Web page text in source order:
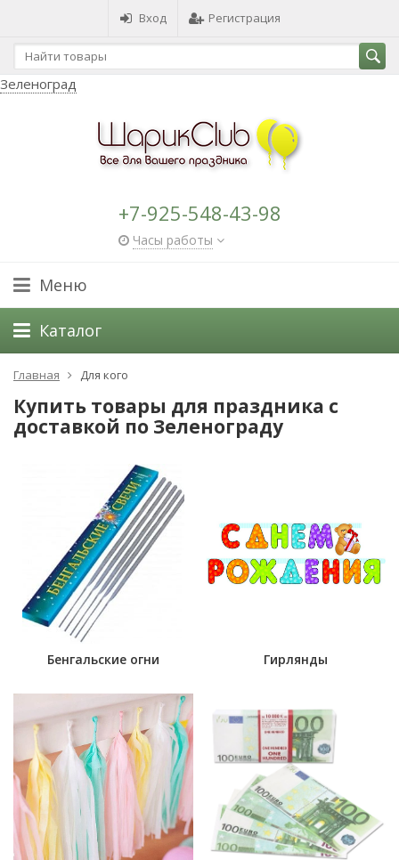
Вход Регистрация
Зеленоград
+7-925-548-43-98
Часы работы
Меню
Каталог
Главная Для кого
Купить товары для праздника с
доставкой по Зеленограду
Бенгальские огни Гирлянды